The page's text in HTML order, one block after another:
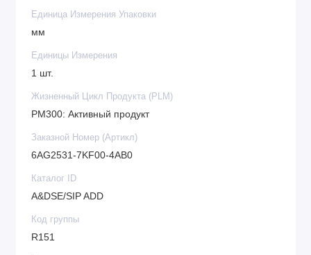
Единица Измерения Упаковки
мм
Единицы Измерения
1 шт.
Жизненный Цикл Продукта (PLM)
PM300: Активный продукт
Заказной Номер (Артикл)
6AG2531-7KF00-4AB0
Каталог ID
A&DSE/SIP ADD
Код группы
R151